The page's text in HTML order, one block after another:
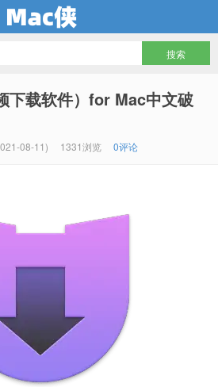
下载软件）for Mac中文破
08-11) 1331浏览 0评论